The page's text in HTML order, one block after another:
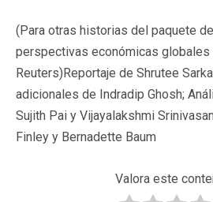
(Para otras historias del paquete
perspectivas económicas globales
Reuters)Reportaje de Shrutee
adicionales de Indradip Ghosh;
Sujith Pai y Vijayalakshmi
Finley y Bernadette Baum
Valora este